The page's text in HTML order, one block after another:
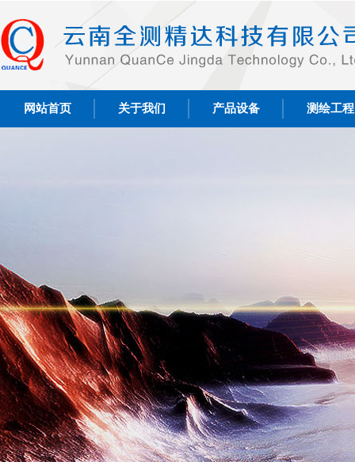
网站首页 关于我们 产品设备 测绘工程